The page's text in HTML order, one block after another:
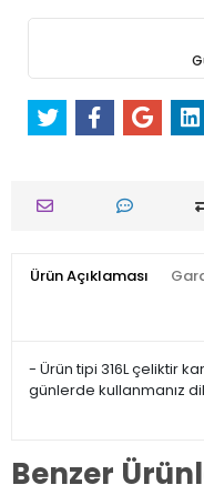
Ürün Açıklaması
- Ürün tipi 316L çeliktir
günlerde kullanmanız
Benzer